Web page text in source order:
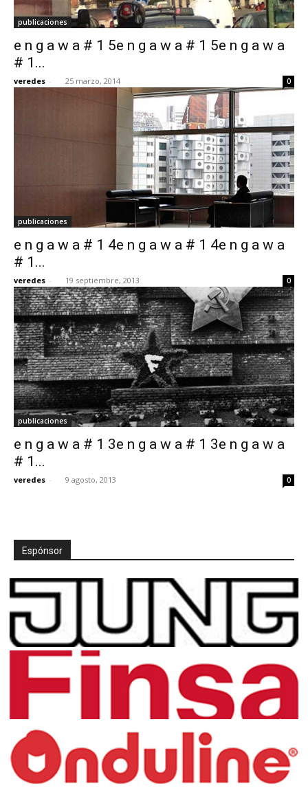
publicaciones
e n g a w a # 1 5e n g a w a # 1 5e n g a w a
# 1...
veredes - 25 marzo, 2014 0
publicaciones
e n g a w a # 1 4e n g a w a # 1 4e n g a w a
# 1...
veredes - 19 septiembre, 2013 0
publicaciones
e n g a w a # 1 3e n g a w a # 1 3e n g a w a
# 1...
veredes - 9 agosto, 2013 0
Espónsor